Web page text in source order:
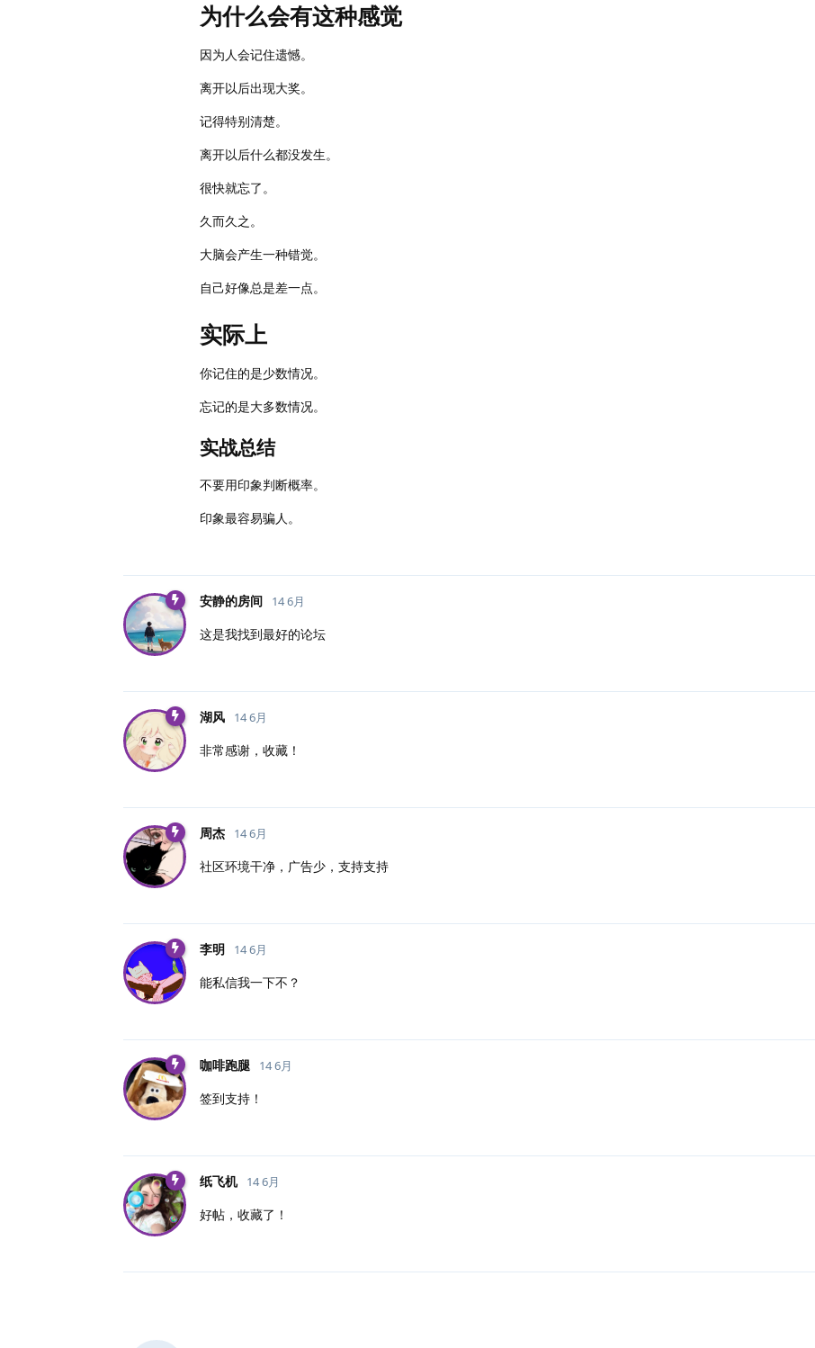
为什么会有这种感觉
因为人会记住遗憾。
离开以后出现大奖。
记得特别清楚。
离开以后什么都没发生。
很快就忘了。
久而久之。
大脑会产生一种错觉。
自己好像总是差一点。
实际上
你记住的是少数情况。
忘记的是大多数情况。
实战总结
不要用印象判断概率。
印象最容易骗人。
安静的房间 14 6月
这是我找到最好的论坛
湖风 14 6月
非常感谢，收藏！
周杰 14 6月
社区环境干净，广告少，支持支持
李明 14 6月
能私信我一下不？
咖啡跑腿 14 6月
签到支持！
纸飞机 14 6月
好帖，收藏了！